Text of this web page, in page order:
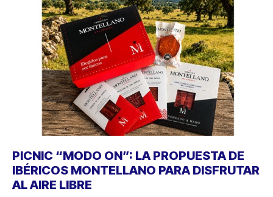
PICNIC “MODO ON”: LA PROPUESTA DE
IBÉRICOS MONTELLANO PARA DISFRUTAR
AL AIRE LIBRE